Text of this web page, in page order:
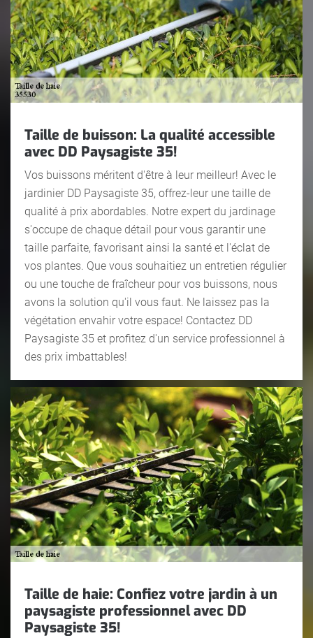
Taille de buisson: La qualité accessible
avec DD Paysagiste 35!
Vos buissons méritent d'être à leur meilleur! Avec le
jardinier DD Paysagiste 35, offrez-leur une taille de
qualité à prix abordables. Notre expert du jardinage
s'occupe de chaque détail pour vous garantir une
taille parfaite, favorisant ainsi la santé et l'éclat de
vos plantes. Que vous souhaitiez un entretien régulier
ou une touche de fraîcheur pour vos buissons, nous
avons la solution qu'il vous faut. Ne laissez pas la
végétation envahir votre espace! Contactez DD
Paysagiste 35 et profitez d'un service professionnel à
des prix imbattables!
Taille de haie: Confiez votre jardin à un
paysagiste professionnel avec DD
Paysagiste 35!